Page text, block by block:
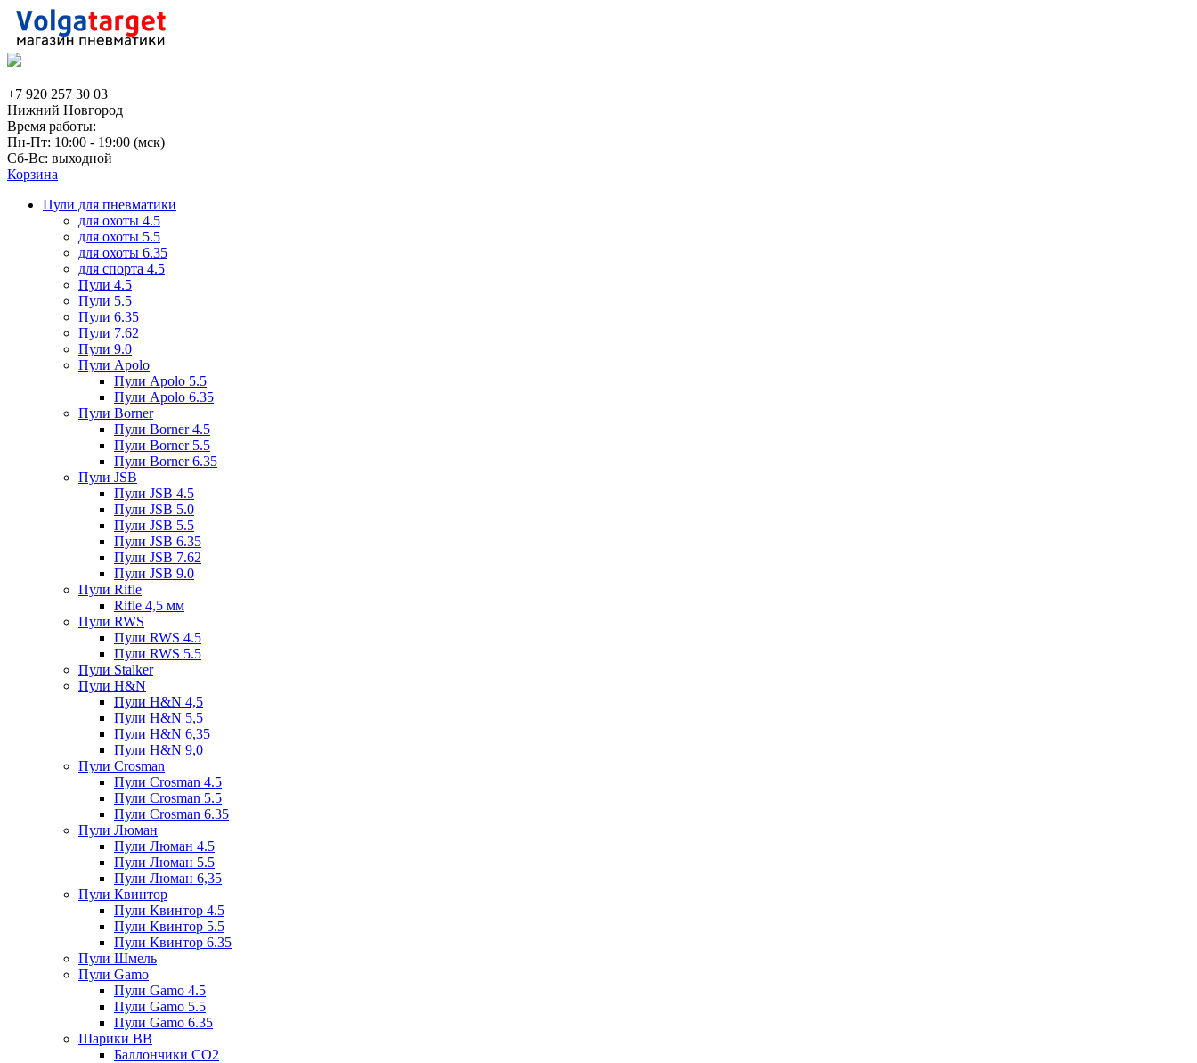
+7 920 257 30 03
Нижний Новгород
Время работы:
Пн-Пт: 10:00 - 19:00 (мск)
Сб-Вс: выходной
Корзина
Пули для пневматики
для охоты 4.5
для охоты 5.5
для охоты 6.35
для спорта 4.5
Пули 4.5
Пули 5.5
Пули 6.35
Пули 7.62
Пули 9.0
Пули Apolo
Пули Apolo 5.5
Пули Apolo 6.35
Пули Borner
Пули Borner 4.5
Пули Borner 5.5
Пули Borner 6.35
Пули JSB
Пули JSB 4.5
Пули JSB 5.0
Пули JSB 5.5
Пули JSB 6.35
Пули JSB 7.62
Пули JSB 9.0
Пули Rifle
Rifle 4,5 мм
Пули RWS
Пули RWS 4.5
Пули RWS 5.5
Пули Stalker
Пули H&N
Пули H&N 4,5
Пули H&N 5,5
Пули H&N 6,35
Пули H&N 9,0
Пули Crosman
Пули Crosman 4.5
Пули Crosman 5.5
Пули Crosman 6.35
Пули Люман
Пули Люман 4.5
Пули Люман 5.5
Пули Люман 6,35
Пули Квинтор
Пули Квинтор 4.5
Пули Квинтор 5.5
Пули Квинтор 6.35
Пули Шмель
Пули Gamo
Пули Gamo 4.5
Пули Gamo 5.5
Пули Gamo 6.35
Шарики BB
Баллончики CO2